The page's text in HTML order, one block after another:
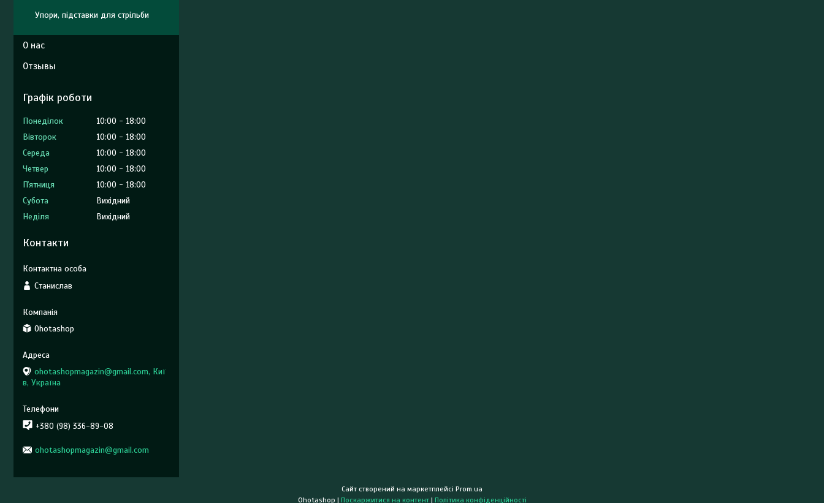
Упори, підставки для стрільби
О нас
Отзывы
Графік роботи
Понеділок 10:00
18:00
Вівторок
10:00
18:00
Середа
10:00
18:00
Четвер
10:00
18:00
Пʼятниця
10:00
18:00
Субота
Вихідний
Неділя
Вихідний
Контакти
Станислав
Ohotashop
ohotashopmagazin@gmail.com, Киї
в, Україна
+380 (98) 336-89-08
ohotashopmagazin@gmail.com
Сайт створений на маркетплейсі Prom.ua
Ohotashop | Поскаржитися на контент | Політика конфіденційності